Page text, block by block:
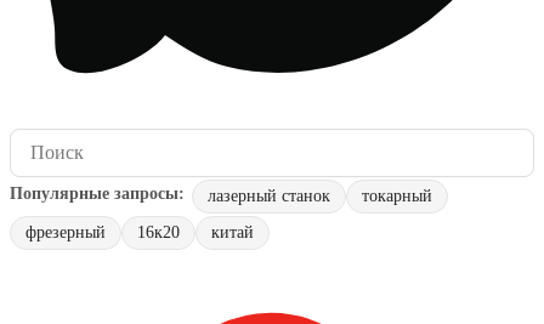
лазерный станок
токарный
фрезерный
16к20 китай